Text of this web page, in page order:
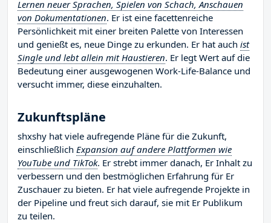
Lernen neuer Sprachen, Spielen von Schach, Anschauen
von Dokumentationen. Er ist eine facettenreiche
Persönlichkeit mit einer breiten Palette von Interessen
und genießt es, neue Dinge zu erkunden. Er hat auch ist
Single und lebt allein mit Haustieren. Er legt Wert auf die
Bedeutung einer ausgewogenen Work-Life-Balance und
versucht immer, diese einzuhalten.
Zukunftspläne
shxshy hat viele aufregende Pläne für die Zukunft,
einschließlich Expansion auf andere Plattformen wie
YouTube und TikTok. Er strebt immer danach, Er Inhalt zu
verbessern und den bestmöglichen Erfahrung für Er
Zuschauer zu bieten. Er hat viele aufregende Projekte in
der Pipeline und freut sich darauf, sie mit Er Publikum
zu teilen.